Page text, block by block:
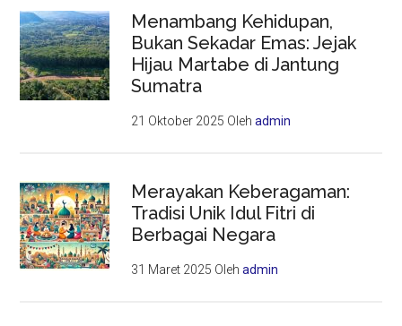
Menambang Kehidupan,
Bukan Sekadar Emas: Jejak
Hijau Martabe di Jantung
Sumatra
21 Oktober 2025 Olehadmin
Merayakan Keberagaman:
Tradisi Unik Idul Fitri di
Berbagai Negara
31 Maret 2025 Olehadmin